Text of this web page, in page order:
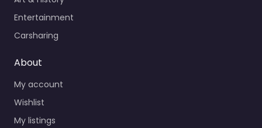
Entertainment
Carsharing
About
My account
Wishlist
My listings